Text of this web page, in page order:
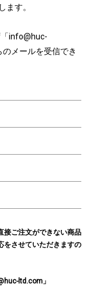
す。
info@huc-
メールを受信でき
接ご注文ができない商品
をさせていただきますの
ltd.com」